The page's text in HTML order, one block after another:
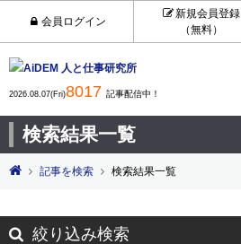
会員ログイン
新規会員登録
（無料）
2026.08.07(Fri)8017 記事配信中！
検索結果一覧
記事を検索 検索結果一覧
絞り込み検索